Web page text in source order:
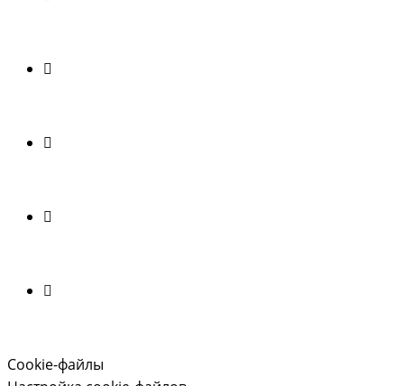
Cookie-файлы